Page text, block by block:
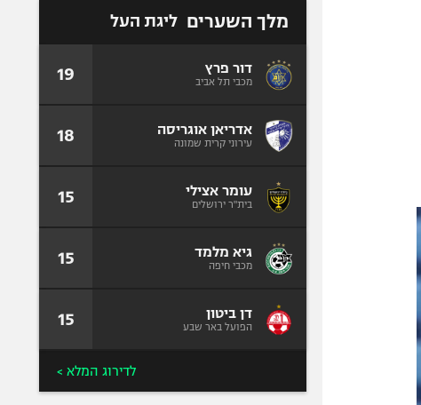
מלך השערים ליגת העל
דור פרץ
מכבי תל אביב 19
אדריאן אוגריסה
עירוני קרית שמונה 18
עומר אצילי
בית"ר ירושלים 15
גיא מלמד
מכבי חיפה 15
דן ביטון
הפועל באר שבע 15
לדירוג המלא >